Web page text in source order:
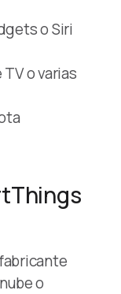
o Siri
o varias
o